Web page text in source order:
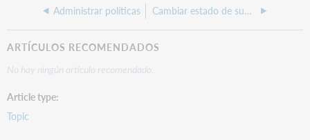
Administrar políticas Cambiar estado de suministrador
ARTÍCULOS RECOMENDADOS
No hay ningún artículo recomendado.
Article type
Topic